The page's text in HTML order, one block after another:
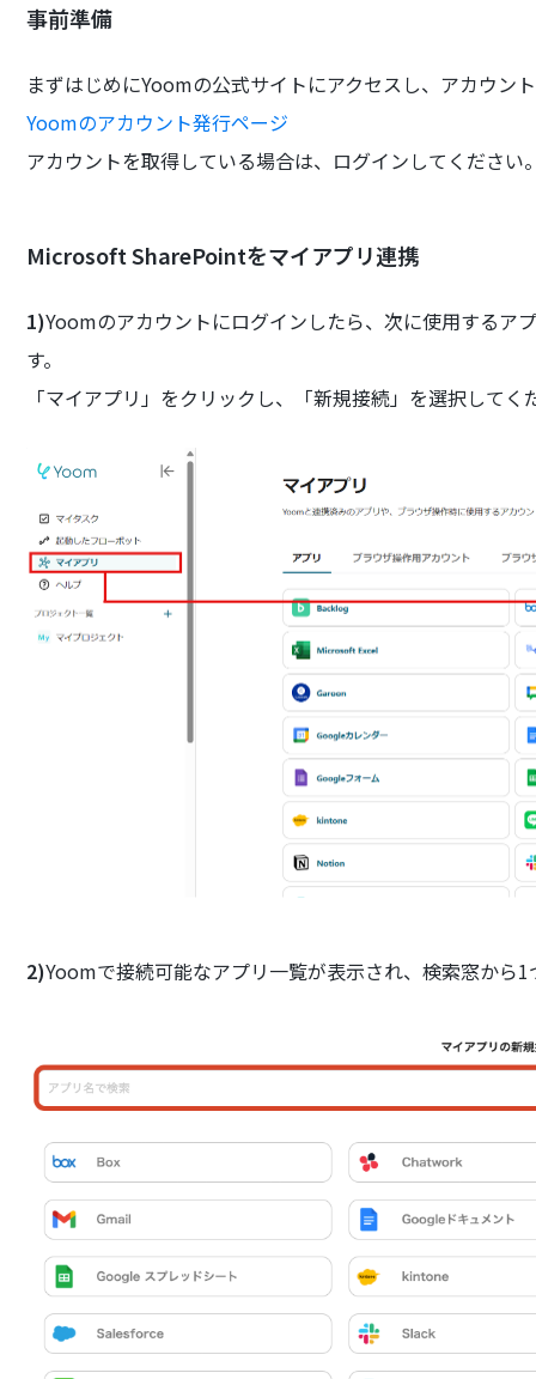
事前準備
まずはじめにYoomの公式サイトにアクセスし、アカウン
Yoomのアカウント発行ページ
アカウントを取得している場合は、ログインしてください
Microsoft SharePointをマイアプリ連携
1)Yoomのアカウントにログインしたら、次に使用するア
す。
「マイアプリ」をクリックし、「新規接続」を選択してく
2)Yoomで接続可能なアプリ一覧が表示され、検索窓から